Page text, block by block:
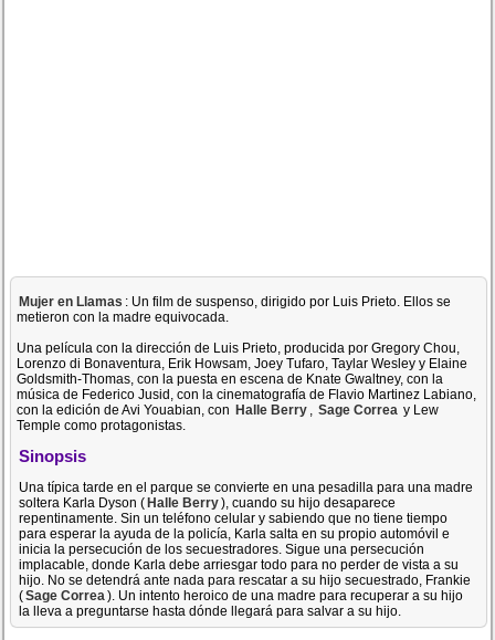
Mujer en Llamas : Un film de suspenso, dirigido por Luis Prieto. Ellos se
metieron con la madre equivocada.
Una película con la dirección de Luis Prieto, producida por Gregory Chou,
Lorenzo di Bonaventura, Erik Howsam, Joey Tufaro, Taylar Wesley y Elaine
Goldsmith-Thomas, con la puesta en escena de Knate Gwaltney, con la
música de Federico Jusid, con la cinematografía de Flavio Martinez Labiano,
con la edición de Avi Youabian, con Halle Berry , Sage Correa y Lew
Temple como protagonistas.
Sinopsis
Una típica tarde en el parque se convierte en una pesadilla para una madre
soltera Karla Dyson (Halle Berry), cuando su hijo desaparece
repentinamente. Sin un teléfono celular y sabiendo que no tiene tiempo
para esperar la ayuda de la policía, Karla salta en su propio automóvil e
inicia la persecución de los secuestradores. Sigue una persecución
implacable, donde Karla debe arriesgar todo para no perder de vista a su
hijo. No se detendrá ante nada para rescatar a su hijo secuestrado, Frankie
(Sage Correa). Un intento heroico de una madre para recuperar a su hijo
la lleva a preguntarse hasta dónde llegará para salvar a su hijo.